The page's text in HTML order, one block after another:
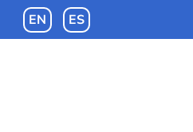
EN ES